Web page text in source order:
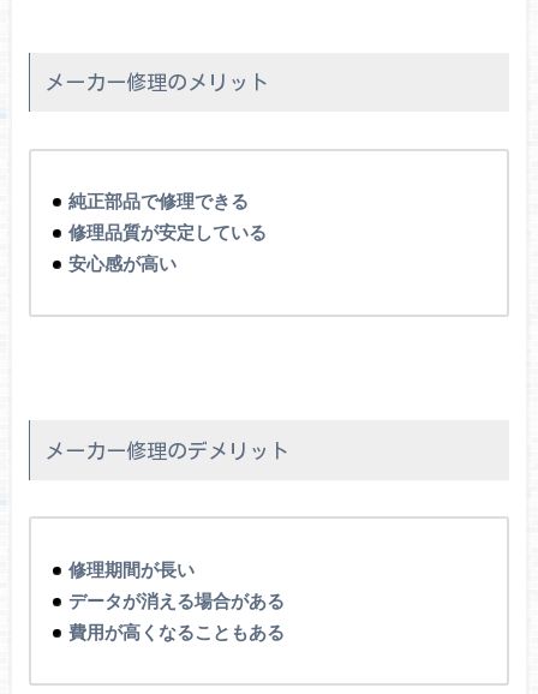
メーカー修理のメリット
純正部品で修理できる
修理品質が安定している
安心感が高い
メーカー修理のデメリット
修理期間が長い
データが消える場合がある
費用が高くなることもある